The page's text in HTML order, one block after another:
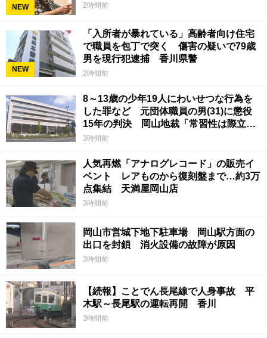
NEW 2時間前
NEW
「入所者が暴れている」高齢者向け住宅
で職員を包丁で突く 傷害の疑いで79歳
男を現行犯逮捕 香川県警
2時間前
8～13歳の少年19人にわいせつな行為を
した罪など 元団体職員の男(31)に懲役
15年の判決 岡山地裁「常習性は際立っ
ていて被害結果も非常に重い」
3時間前
人気再燃「アナログレコード」の販売イ
ベント レアものから復刻盤まで…約3万
点集結 天満屋岡山店
3時間前
岡山市営城下地下駐車場 岡山駅方面の
出口を封鎖 消火設備の故障が原因
3時間前
【続報】ことでん長尾線で人身事故 平
木駅～長尾駅の運転再開 香川
3時間前